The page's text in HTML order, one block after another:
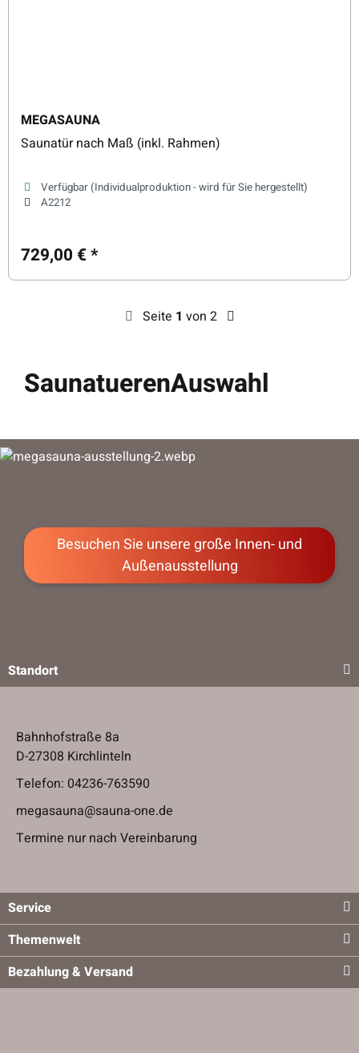
MEGASAUNA
Saunatür nach Maß (inkl. Rahmen)
Verfügbar (Individualproduktion - wird für Sie hergestellt)
A2212
729,00 €*
Seite 1 von 2
SaunatuerenAuswahl
Besuchen Sie unsere große Innen- und
Außenausstellung
Standort
Bahnhofstraße 8a
D-27308 Kirchlinteln
Telefon: 04236-763590
megasauna@sauna-one.de
Termine nur nach Vereinbarung
Service
Themenwelt
Bezahlung & Versand